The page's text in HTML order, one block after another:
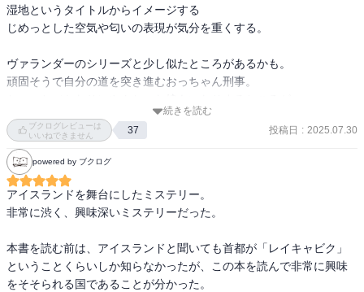
湿地というタイトルからイメージする
じめっとした空気や匂いの表現が気分を重くする。
ヴァランダーのシリーズと少し似たところがあるかも。
頑固そうで自分の道を突き進むおっちゃん刑事。
事件の核心に近づくほどに
家族のつながりを強く意識させられた。
あとがきに書かれていたことにも納得。
訳者は作者に会うためアイスランドへ。
理由とは？
それを社会の現状や家族の関係をからめつつ描いていく手法がおも
しろかった。
続きを読む
ブクログレビューは
いいねできません
37 投稿日 : 2025.07.30
powered by ブクログ
アイスランドを舞台にしたミステリー。
非常に渋く、興味深いミステリーだった。
本書を読む前は、アイスランドと聞いても首都が「レイキャビク」
ということくらいしか知らなかったが、この本を読んで非常に興味
をそそられる国であることが分かった。